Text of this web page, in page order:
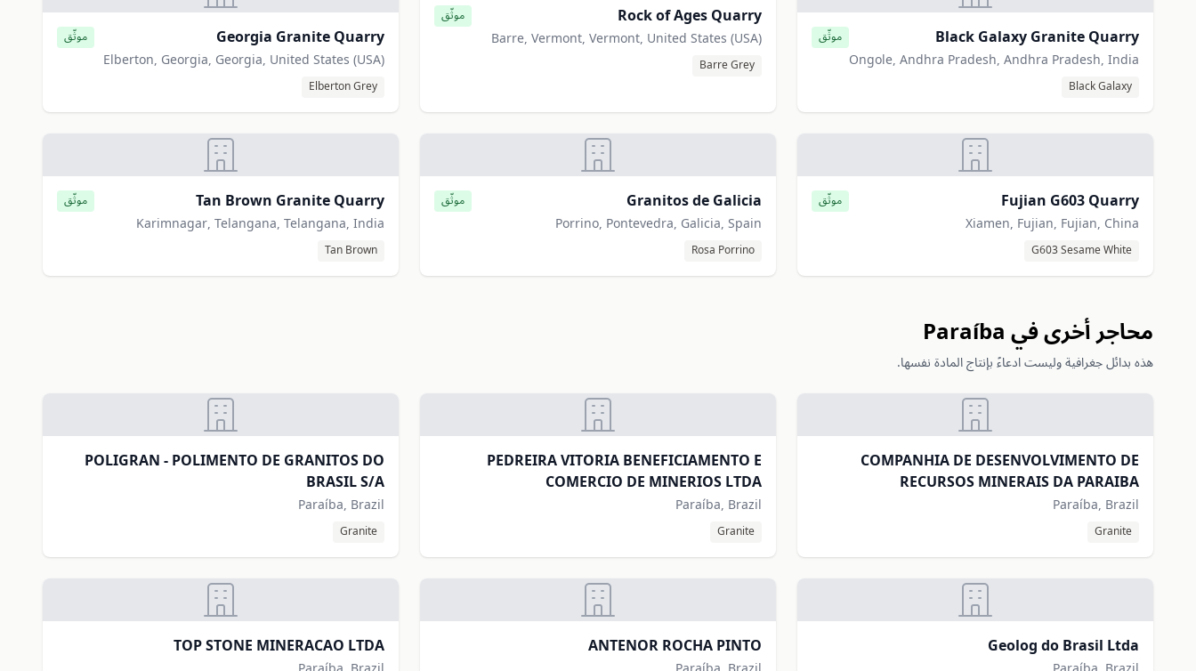
Black Galaxy Granite Quarry موثّق
Ongole, Andhra Pradesh, Andhra Pradesh, India
Black Galaxy
Rock of Ages Quarry موثّق
Barre, Vermont, Vermont, United States (USA)
Barre Grey
Georgia Granite Quarry موثّق
Elberton, Georgia, Georgia, United States (USA)
Elberton Grey
Fujian G603 Quarry موثّق
Xiamen, Fujian, Fujian, China
G603 Sesame White
Granitos de Galicia موثّق
Porrino, Pontevedra, Galicia, Spain
Rosa Porrino
Tan Brown Granite Quarry موثّق
Karimnagar, Telangana, Telangana, India
Tan Brown
محاجر أخرى في Paraíba
هذه بدائل جغرافية وليست ادعاءً بإنتاج المادة نفسها.
COMPANHIA DE DESENVOLVIMENTO DE
RECURSOS MINERAIS DA PARAIBA
Paraíba, Brazil
Granite
PEDREIRA VITORIA BENEFICIAMENTO E
COMERCIO DE MINERIOS LTDA
Paraíba, Brazil
Granite
POLIGRAN - POLIMENTO DE GRANITOS DO
BRASIL S/A
Paraíba, Brazil
Granite
Geolog do Brasil Ltda
ANTENOR ROCHA PINTO
TOP STONE MINERACAO LTDA